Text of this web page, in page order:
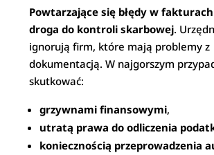
Powtarzające się błędy w
droga do kontroli skarbowej.
ignorują firm, które mają problemy z
dokumentacją. W najgorszym
skutkować:
grzywnami finansowymi,
utratą prawa do odliczenia
koniecznością przeprowadzenia